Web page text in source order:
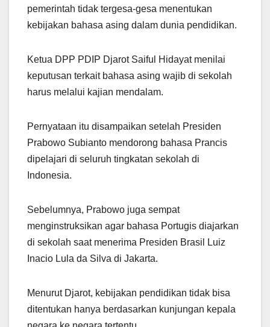
pemerintah tidak tergesa-gesa menentukan
kebijakan bahasa asing dalam dunia pendidikan.
Ketua DPP PDIP Djarot Saiful Hidayat menilai
keputusan terkait bahasa asing wajib di sekolah
harus melalui kajian mendalam.
Pernyataan itu disampaikan setelah Presiden
Prabowo Subianto mendorong bahasa Prancis
dipelajari di seluruh tingkatan sekolah di
Indonesia.
Sebelumnya, Prabowo juga sempat
menginstruksikan agar bahasa Portugis diajarkan
di sekolah saat menerima Presiden Brasil Luiz
Inacio Lula da Silva di Jakarta.
Menurut Djarot, kebijakan pendidikan tidak bisa
ditentukan hanya berdasarkan kunjungan kepala